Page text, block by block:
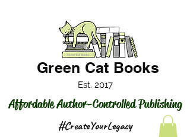
Affordable Author-Controlled Publishing
Green Cat Books
Est. 2017
#CreateYourLegacy